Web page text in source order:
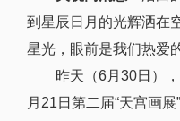
到星辰日月的光辉洒在
星光，眼前是我们热爱
昨天（6月30日）
月21日第二届“天宫画